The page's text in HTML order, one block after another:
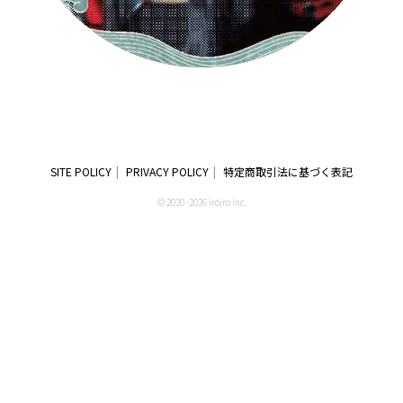
SITE POLICY PRIVACY POLICY 特定商取引法に基づく表記
© 2020 -2026 iroiro inc.